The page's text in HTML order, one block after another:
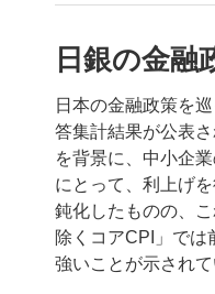
日銀の金融
日本の金融政策を
答集計結果が公表
を背景に、中小企
にとって、利上げ
鈍化したものの、
除くコアCPI」では
強いことが示されて